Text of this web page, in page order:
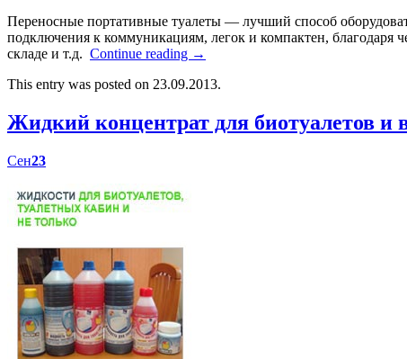
Переносные портативные туалеты — лучший способ
подключения к коммуникациям, легок и компактен, благодаря
складе и т.д. Continue reading →
This entry was posted on 23.09.2013.
Жидкий концентрат для биотуалетов
Сен23